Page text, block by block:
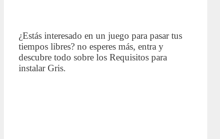
¿Estás interesado en un juego para pasar tus
tiempos libres? no esperes más, entra y
descubre todo sobre los Requisitos para
instalar Gris.